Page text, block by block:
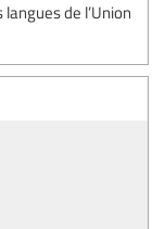
de l’Union